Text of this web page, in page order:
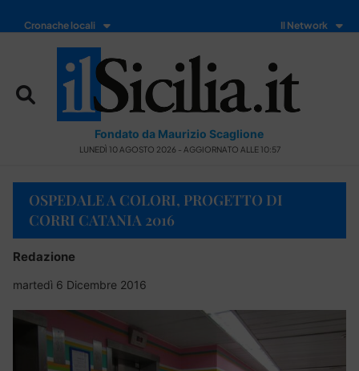
Cronache locali Il Network
Fondato da Maurizio Scaglione
LUNEDÌ 10 AGOSTO 2026 - AGGIORNATO ALLE 10:57
OSPEDALE A COLORI, PROGETTO DI
CORRI CATANIA 2016
Redazione
martedì 6 Dicembre 2016